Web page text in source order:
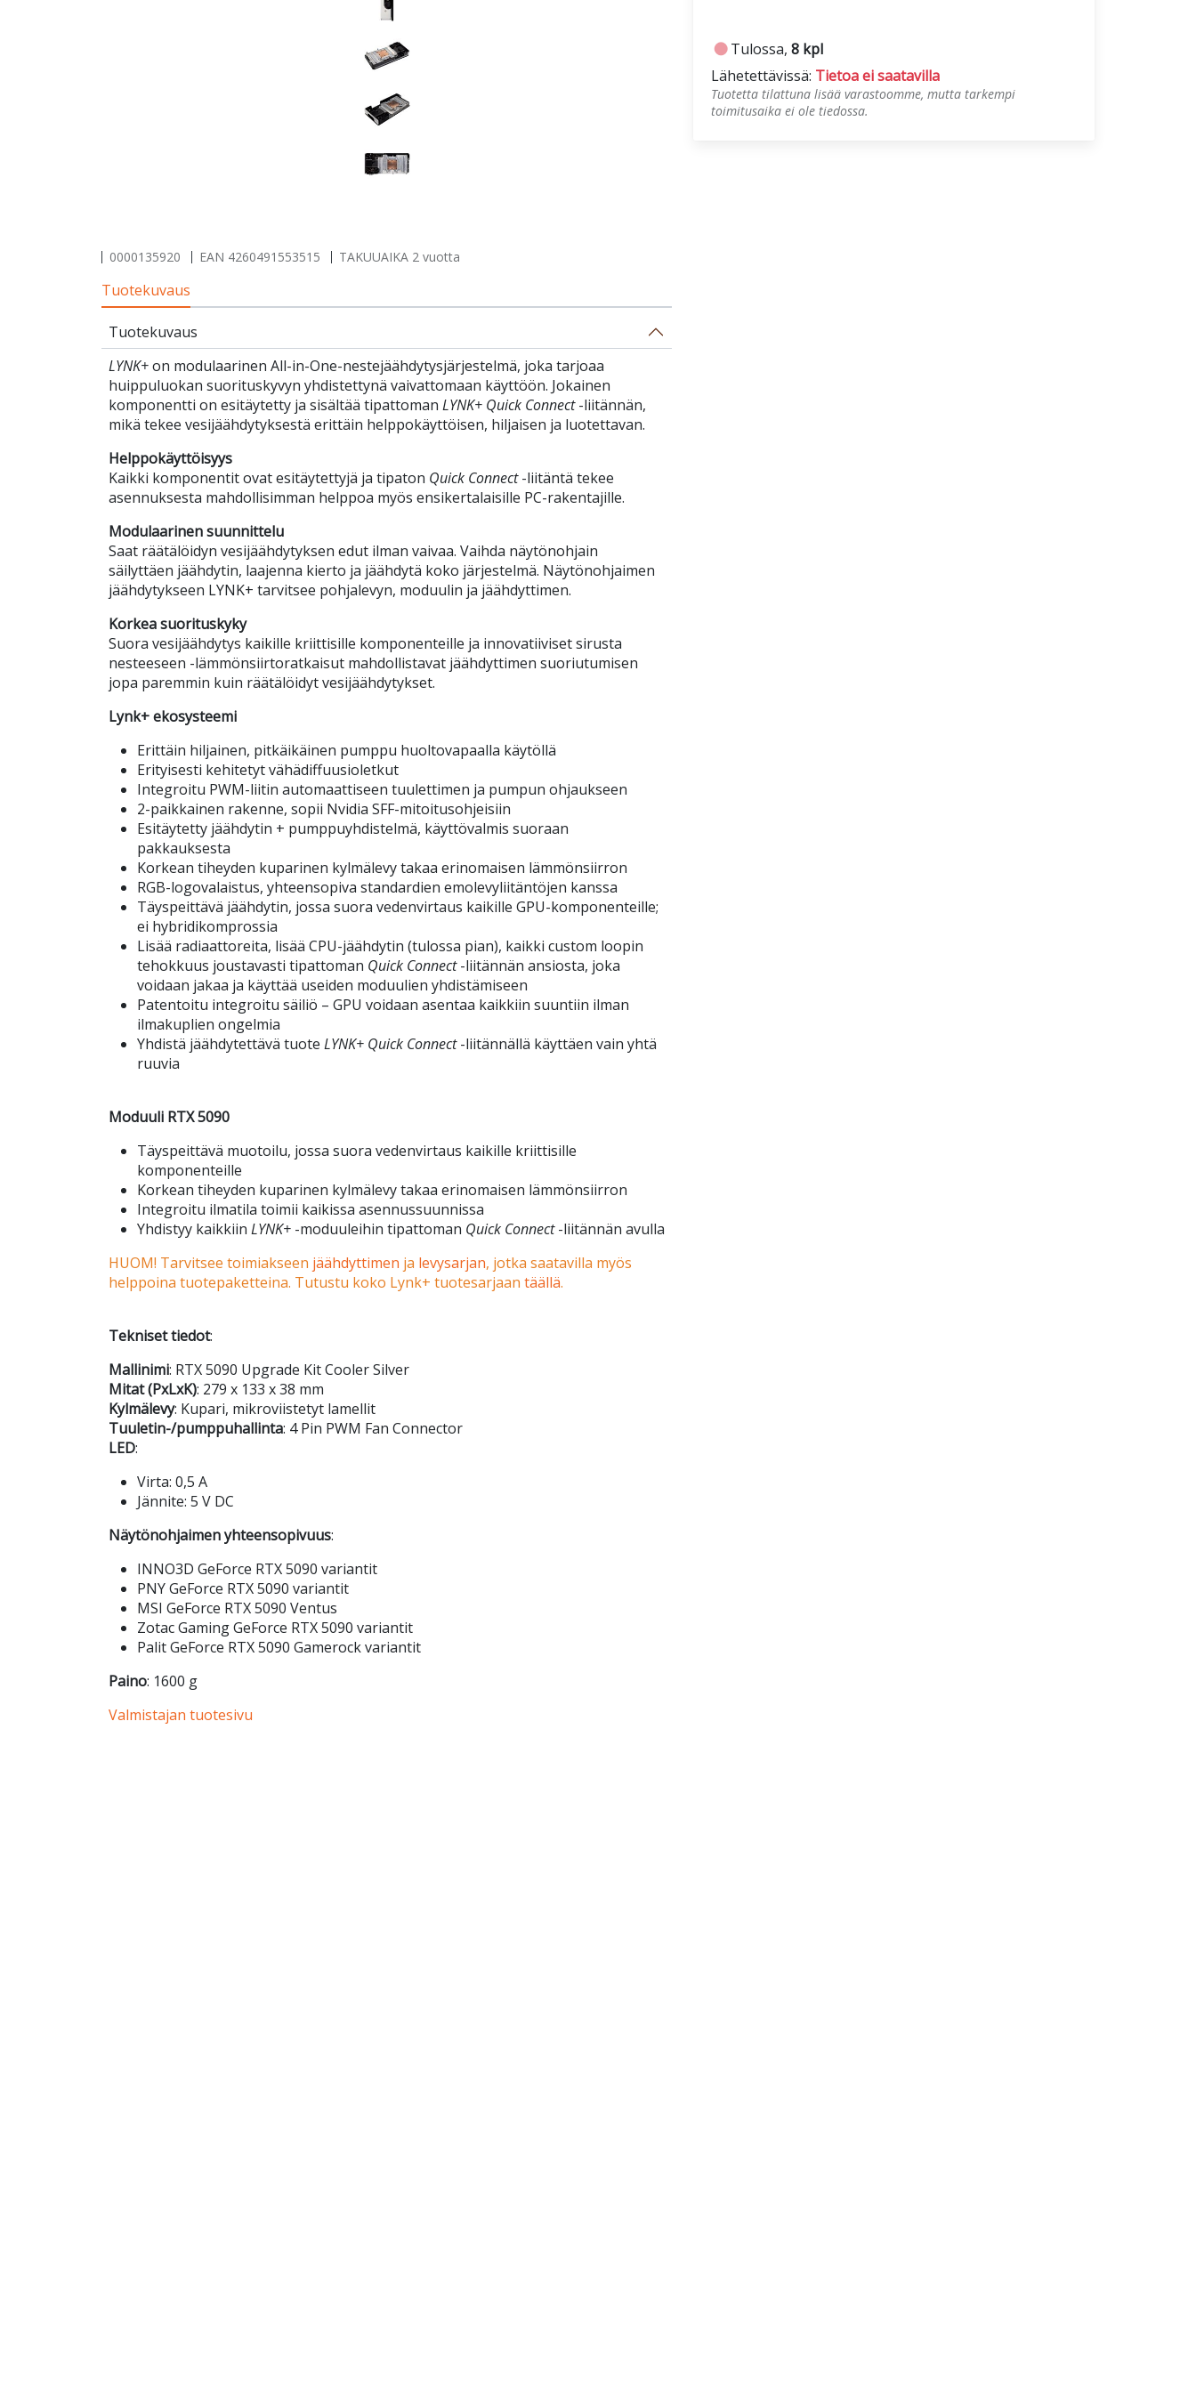
fiber_manual_recordTulossa, 8 kpl
Lähetettävissä: Tietoa ei saatavilla
Tuotetta tilattuna lisää varastoomme, mutta tarkempi
toimitusaika ei ole tiedossa.
0000135920 EAN 4260491553515 TAKUUAIKA 2 vuotta
Tuotekuvaus
Tuotekuvaus
LYNK+on modulaarinen All-in-One-nestejäähdytysjärjestelmä, joka tarjoaa
huippuluokan suorituskyvyn yhdistettynä vaivattomaan käyttöön. Jokainen
komponentti on esitäytetty ja sisältää tipattoman LYNK+ Quick Connect-liitännän,
mikä tekee vesijäähdytyksestä erittäin helppokäyttöisen, hiljaisen ja luotettavan.
Helppokäyttöisyys
Kaikki komponentit ovat esitäytettyjä ja tipaton Quick Connect-liitäntä tekee
asennuksesta mahdollisimman helppoa myös ensikertalaisille PC-rakentajille.
Modulaarinen suunnittelu
Saat räätälöidyn vesijäähdytyksen edut ilman vaivaa. Vaihda näytönohjain
säilyttäen jäähdytin, laajenna kierto ja jäähdytä koko järjestelmä. Näytönohjaimen
jäähdytykseen LYNK+ tarvitsee pohjalevyn, moduulin ja jäähdyttimen.
Korkea suorituskyky
Suora vesijäähdytys kaikille kriittisille komponenteille ja innovatiiviset sirusta
nesteeseen -lämmönsiirtoratkaisut mahdollistavat jäähdyttimen suoriutumisen
jopa paremmin kuin räätälöidyt vesijäähdytykset.
Lynk+ ekosysteemi
Erittäin hiljainen, pitkäikäinen pumppu huoltovapaalla käytöllä
Erityisesti kehitetyt vähädiffuusioletkut
Integroitu PWM-liitin automaattiseen tuulettimen ja pumpun ohjaukseen
2-paikkainen rakenne, sopii Nvidia SFF-mitoitusohjeisiin
Esitäytetty jäähdytin + pumppuyhdistelmä, käyttövalmis suoraan
pakkauksesta
Korkean tiheyden kuparinen kylmälevy takaa erinomaisen lämmönsiirron
RGB-logovalaistus, yhteensopiva standardien emolevyliitäntöjen kanssa
Täyspeittävä jäähdytin, jossa suora vedenvirtaus kaikille GPU-komponenteille;
ei hybridikomprossia
Lisää radiaattoreita, lisää CPU-jäähdytin (tulossa pian), kaikki custom loopin
tehokkuus joustavasti tipattoman Quick Connect-liitännän ansiosta, joka
voidaan jakaa ja käyttää useiden moduulien yhdistämiseen
Patentoitu integroitu säiliö – GPU voidaan asentaa kaikkiin suuntiin ilman
ilmakuplien ongelmia
Yhdistä jäähdytettävä tuote LYNK+ Quick Connect-liitännällä käyttäen vain yhtä
ruuvia
Moduuli RTX 5090
Täyspeittävä muotoilu, jossa suora vedenvirtaus kaikille kriittisille
komponenteille
Korkean tiheyden kuparinen kylmälevy takaa erinomaisen lämmönsiirron
Integroitu ilmatila toimii kaikissa asennussuunnissa
Yhdistyy kaikkiin LYNK+ -moduuleihin tipattoman Quick Connect-liitännän avulla
HUOM! Tarvitsee toimiakseen jäähdyttimen ja levysarjan, jotka saatavilla myös
helppoina tuotepaketteina. Tutustu koko Lynk+ tuotesarjaan täällä.
Tekniset tiedot:
Mallinimi: RTX 5090 Upgrade Kit Cooler Silver
Mitat (PxLxK): 279 x 133 x 38 mm
Kylmälevy: Kupari, mikroviistetyt lamellit
Tuuletin-/pumppuhallinta: 4 Pin PWM Fan Connector
LED:
Virta: 0,5 A
Jännite: 5 V DC
Näytönohjaimen yhteensopivuus:
INNO3D GeForce RTX 5090 variantit
PNY GeForce RTX 5090 variantit
MSI GeForce RTX 5090 Ventus
Zotac Gaming GeForce RTX 5090 variantit
Palit GeForce RTX 5090 Gamerock variantit
Paino: 1600 g
Valmistajan tuotesivu